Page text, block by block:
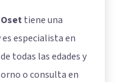
tiene una
es especialista en
todas las edades y
o consulta en